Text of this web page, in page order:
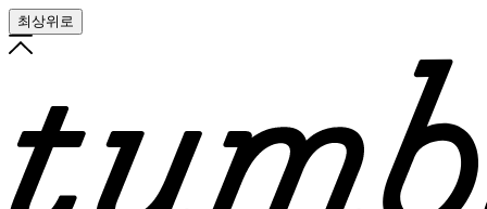
최상위로